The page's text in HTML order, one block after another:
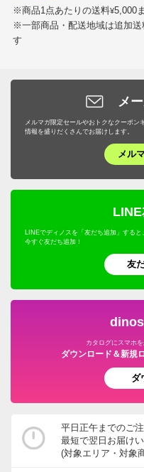
※商品1点あたりの送料¥5,000
※一部商品・配送地域は追加送
す
メ
メルマガ限定セールやおトクなクーポ
情報を盛りだくさんでお届けします。
メル
LINEでディノスを「友だち追加」する
今すぐ友だち追加！
友
dinos
カタログにスマホ
ダウンロード＆新規
ダ
平日正午までのご
最短で翌日お届け
(対象エリア・対象